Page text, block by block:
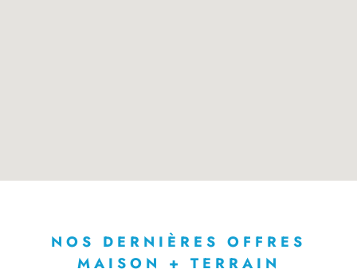
NOS DERNIÈRES OFFRES
MAISON + TERRAIN